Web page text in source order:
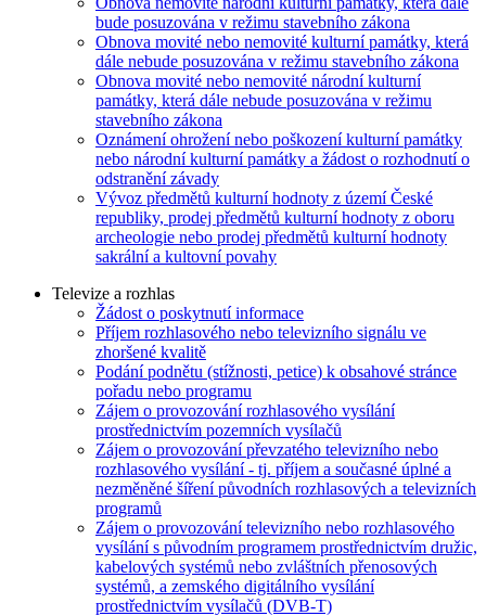
bude posuzována v režimu stavebního zákona
Obnova movité nebo nemovité kulturní památky, která
dále nebude posuzována v režimu stavebního zákona
Obnova movité nebo nemovité národní kulturní
památky, která dále nebude posuzována v režimu
stavebního zákona
Oznámení ohrožení nebo poškození kulturní památky
nebo národní kulturní památky a žádost o rozhodnutí o
odstranění závady
Vývoz předmětů kulturní hodnoty z území České
republiky, prodej předmětů kulturní hodnoty z oboru
archeologie nebo prodej předmětů kulturní hodnoty
sakrální a kultovní povahy
Televize a rozhlas
Žádost o poskytnutí informace
Příjem rozhlasového nebo televizního signálu ve
zhoršené kvalitě
Podání podnětu (stížnosti, petice) k obsahové stránce
pořadu nebo programu
Zájem o provozování rozhlasového vysílání
prostřednictvím pozemních vysílačů
Zájem o provozování převzatého televizního nebo
rozhlasového vysílání - tj. příjem a současné úplné a
nezměněné šíření původních rozhlasových a televizních
programů
Zájem o provozování televizního nebo rozhlasového
vysílání s původním programem prostřednictvím družic,
kabelových systémů nebo zvláštních přenosových
systémů, a zemského digitálního vysílání
prostřednictvím vysílačů (DVB-T)